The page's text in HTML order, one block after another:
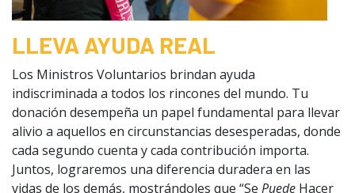
LLEVA AYUDA REAL
Los Ministros Voluntarios brindan ayuda
indiscriminada a todos los rincones del mundo. Tu
donación desempeña un papel fundamental para llevar
alivio a aquellos en circunstancias desesperadas, donde
cada segundo cuenta y cada contribución importa.
Juntos, lograremos una diferencia duradera en las
vidas de los demás, mostrándoles que “Se Puede Hacer